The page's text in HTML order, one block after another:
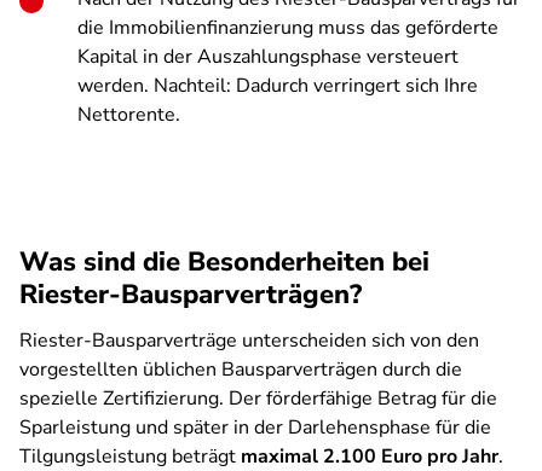
die Immobilienfinanzierung muss das geförderte
Kapital in der Auszahlungsphase versteuert
werden. Nachteil: Dadurch verringert sich Ihre
Nettorente.
Was sind die Besonderheiten bei
Riester-Bausparverträgen?
Riester-Bausparverträge unterscheiden sich von den
vorgestellten üblichen Bausparverträgen durch die
spezielle Zertifizierung. Der förderfähige Betrag für die
Sparleistung und später in der Darlehensphase für die
Tilgungsleistung beträgt maximal 2.100 Euro pro Jahr.